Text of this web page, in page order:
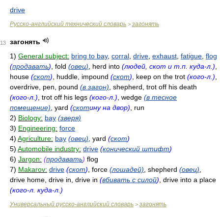
drive
Русско-английский технический словарь > загонять
13
загонять
1) General subject: bring to bay, corral drive exhaust fatigue flog
(продавать) , fold (овец) , herd into (людей, скот и т.п. куда-л.)
house (скот) , huddle, impound (скот) , keep on the trot (кого-л.)
overdrive, pen, pound (в загон) , shepherd, trot off his death
(кого-л.) , trot off his legs (кого-л.) , wedge (в тесное
помещение) , yard (скотину на двор) , run
2) Biology: bay (зверя)
3) Engineering: force
4) Agriculture: bay (овец) , yard (скот)
5) Automobile industry: drive (конический штифт)
6) Jargon: (продавать) flog
7) Makarov: drive (скот) , force (лошадей) , shepherd (овец)
drive home, drive in, drive in (вбивать с силой) , drive into a place
(кого-л. куда-л.)
Универсальный русско-английский словарь > загонять